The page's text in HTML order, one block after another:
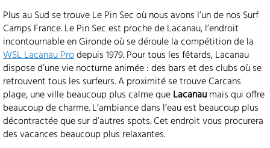
Plus au Sud se trouve Le Pin Sec où nous avons l’un de nos Surf
Camps France. Le Pin Sec est proche de Lacanau, l’endroit
incontournable en Gironde où se déroule la compétition de la
WSL Lacanau Prodepuis 1979. Pour tous les fêtards, Lacanau
dispose d’une vie nocturne animée : des bars et des clubs où se
retrouvent tous les surfeurs. A proximité se trouve Carcans
plage, une ville beaucoup plus calme queLacanaumais qui offre
beaucoup de charme. L’ambiance dans l’eau est beaucoup plus
décontractée que sur d’autres spots. Cet endroit vous procurera
des vacances beaucoup plus relaxantes.